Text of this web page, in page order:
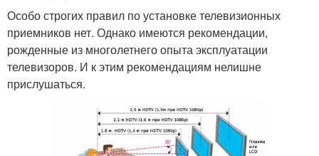
Особо строгих правил по установке телевизионных
приемников нет. Однако имеются рекомендации,
рожденные из многолетнего опыта эксплуатации
телевизоров. И к этим рекомендациям нелишне
прислушаться.